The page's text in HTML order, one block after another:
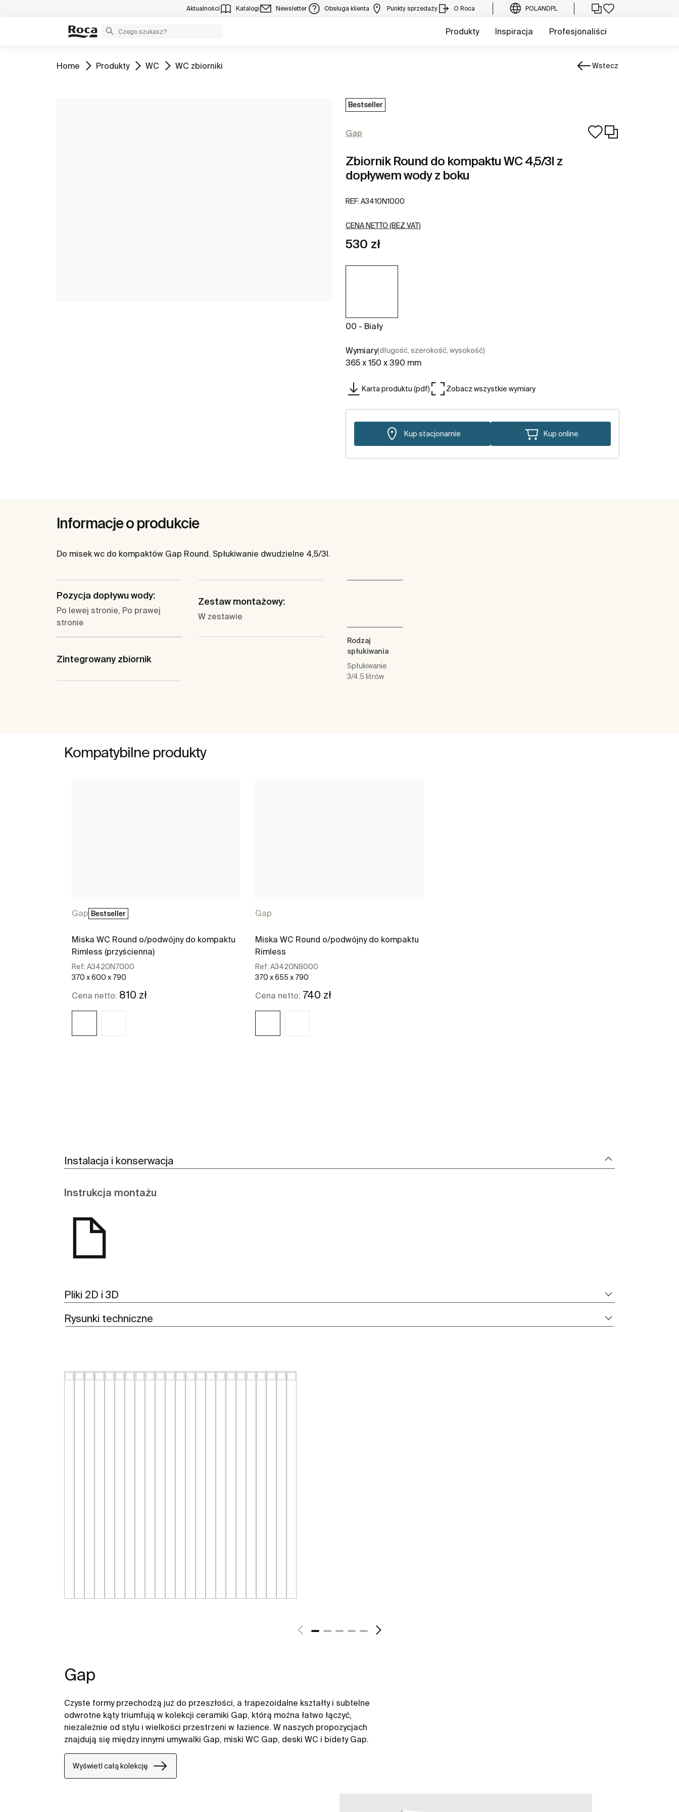
Aktualności Katalogi Newsletter Obsługa klienta Punkty sprzedaży O Roca POLANDPL
Produkty Inspiracja Profesjonaliści
Zobacz
Home Zobacz
Produkty Zobacz
WC Zobacz
WC zbiorniki Wstecz
Bestseller
Gap
Zbiornik Round do kompaktu WC 4,5/3l z
dopływem wody z boku
REF: A3410N1000
CENA NETTO (BEZ VAT)
530 zł
00 - Biały
Wymiary(długość, szerokość, wysokość)
365 x 150 x 390 mm
Karta produktu (pdf) Zobacz wszystkie wymiary
Kup stacjonarnie Kup online
Informacje o produkcie
Do misek wc do kompaktów Gap Round. Spłukiwanie dwudzielne 4,5/3l.
Pozycja dopływu wody:
Po lewej stronie, Po prawej
stronie
Zestaw montażowy:
W zestawie
Zintegrowany zbiornik
Rodzaj
spłukiwania
Spłukiwanie
3/4.5 litrów
Kompatybilne produkty
Gap Bestseller
Miska WC Round o/podwójny do kompaktu
Rimless (przyścienna)
Ref: A3420N7000
370 x 600 x 790
Cena netto: 810 zł
Gap
Miska WC Round o/podwójny do kompaktu
Rimless
Ref:A3420N8000
370 x 655 x 790
Cena netto: 740 zł
Instalacja i konserwacja
Instrukcja montażu
Pliki 2D i 3D
Rysunki techniczne
Gap
Czyste formy przechodzą już do przeszłości, a trapezoidalne kształty i subtelne
odwrotne kąty triumfują w kolekcji ceramiki Gap, którą można łatwo łączyć,
niezależnie od stylu i wielkości przestrzeni w łazience. W naszych propozycjach
znajdują się między innymi umywalki Gap, miski WC Gap, deski WC i bidety Gap.
Wyświetl całą kolekcję